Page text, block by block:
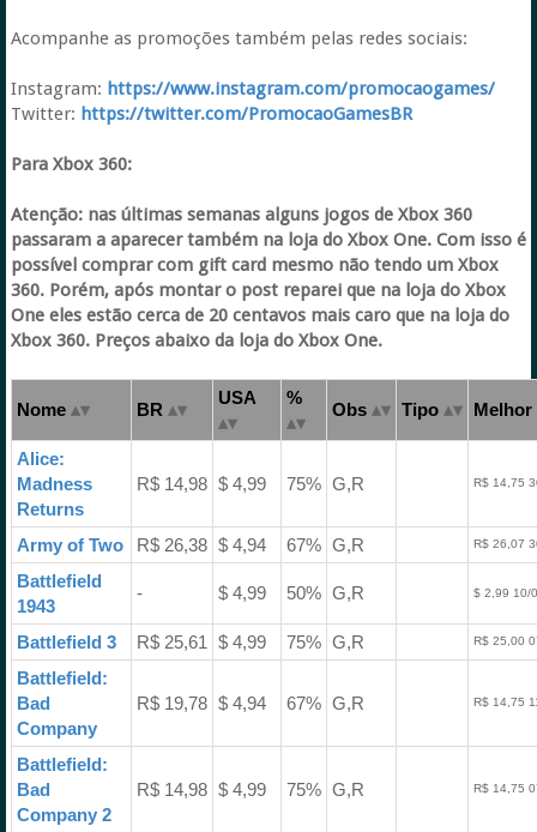
Acompanhe as promoções também pelas redes sociais:
Instagram: https://www.instagram.com/promocaogames/
Twitter: https://twitter.com/PromocaoGamesBR
Para Xbox 360:
Atenção: nas últimas semanas alguns jogos de Xbox 360
passaram a aparecer também na loja do Xbox One. Com isso é
possível comprar com gift card mesmo não tendo um Xbox
360. Porém, após montar o post reparei que na loja do Xbox
One eles estão cerca de 20 centavos mais caro que na loja do
Xbox 360. Preços abaixo da loja do Xbox One.
Nome BR
USA %
Obs Tipo
Alice:
Madness
Returns
R$ 14,98 $ 4,99 75% G,R R$ 14,75
Army of Two R$ 26,38 $ 4,94 67% G,R R$ 26,07
Battlefield
1943
- $ 4,99 50% G,R $ 2,99 10/
Battlefield 3 R$ 25,61 $ 4,99 75% G,R R$ 25,00
Battlefield:
Bad
Company
R$ 19,78 $ 4,94 67% G,R R$ 14,75
Battlefield:
Bad
Company 2
R$ 14,98 $ 4,99 75% G,R R$ 14,75